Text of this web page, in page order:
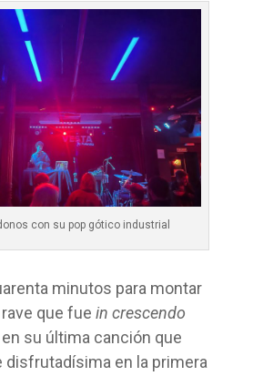
con su pop gótico industrial
minutos para montar
que fue in crescendo
su última canción que
disfrutadísima en la primera